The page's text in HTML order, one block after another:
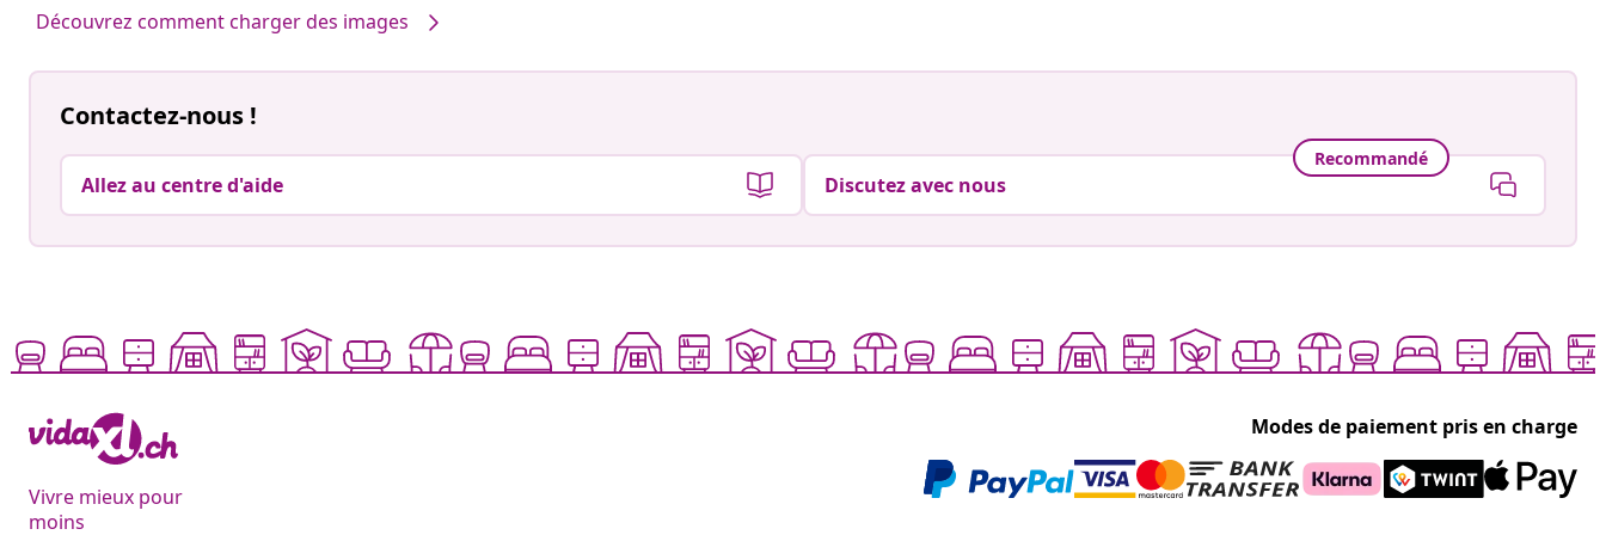
Découvrez comment charger des images
Contactez-nous !
Allez au centre d'aide
Recommandé
Discutez avec nous
Vivre mieux pour
moins
Modes de paiement pris en charge